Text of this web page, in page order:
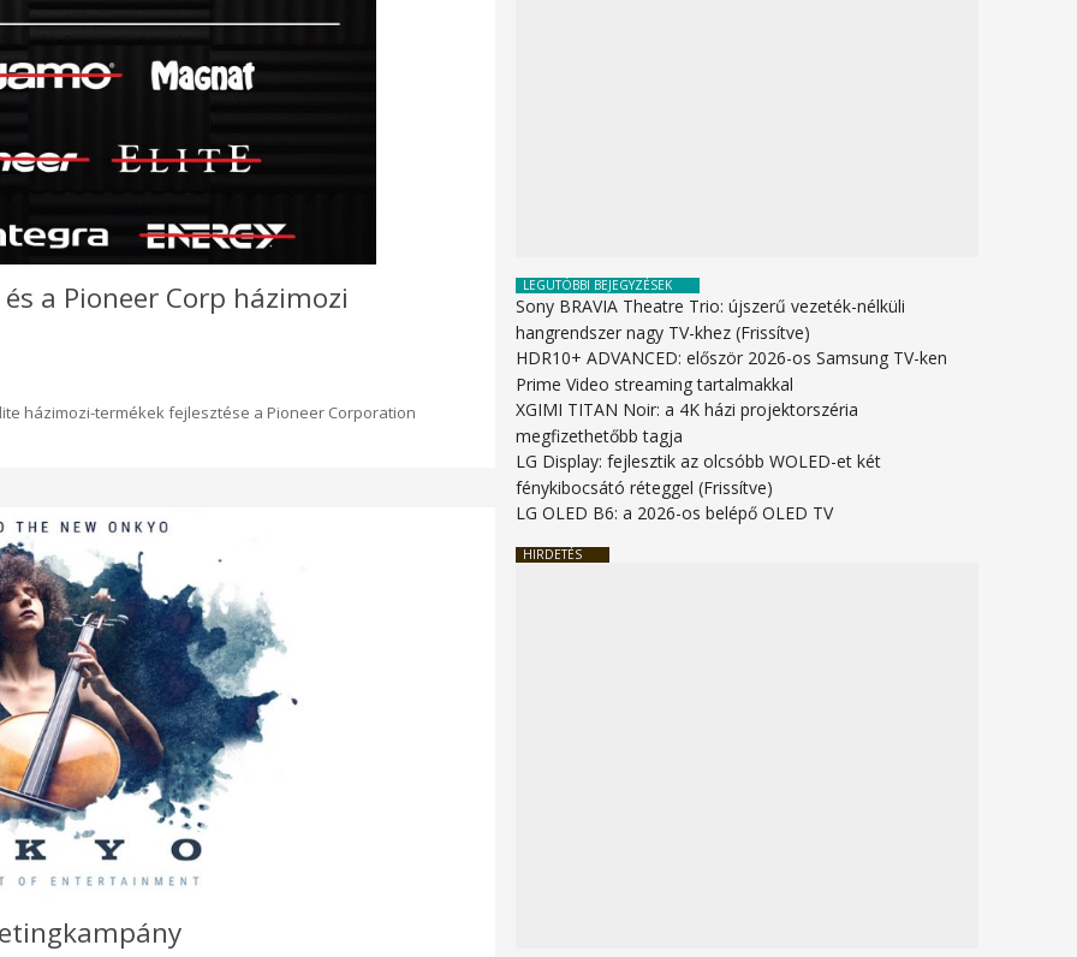
a Pioneer Corp házimozi
házimozi-termékek fejlesztése a Pioneer Corporation
LEGUTÓBBI BEJEGYZÉSEK
Sony BRAVIA Theatre Trio: újszerű vezeték-nélküli
hangrendszer nagy TV-khez (Frissítve)
HDR10+ ADVANCED: először 2026-os Samsung TV-ken
Prime Video streaming tartalmakkal
XGIMI TITAN Noir: a 4K házi projektorszéria
megfizethetőbb tagja
LG Display: fejlesztik az olcsóbb WOLED-et két
fénykibocsátó réteggel (Frissítve)
LG OLED B6: a 2026-os belépő OLED TV
HIRDETÉS